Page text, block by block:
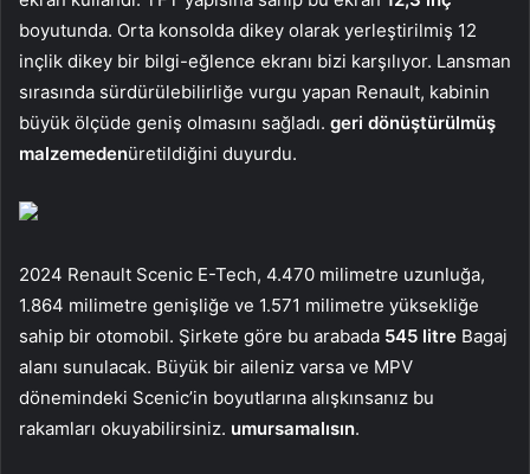
boyutunda. Orta konsolda dikey olarak yerleştirilmiş 12
inçlik dikey bir bilgi-eğlence ekranı bizi karşılıyor. Lansman
sırasında sürdürülebilirliğe vurgu yapan Renault, kabinin
büyük ölçüde geniş olmasını sağladı. geri dönüştürülmüş
malzemedenüretildiğini duyurdu.
2024 Renault Scenic E-Tech, 4.470 milimetre uzunluğa,
1.864 milimetre genişliğe ve 1.571 milimetre yüksekliğe
sahip bir otomobil. Şirkete göre bu arabada 545 litre Bagaj
alanı sunulacak. Büyük bir aileniz varsa ve MPV
dönemindeki Scenic’in boyutlarına alışkınsanız bu
rakamları okuyabilirsiniz. umursamalısın.